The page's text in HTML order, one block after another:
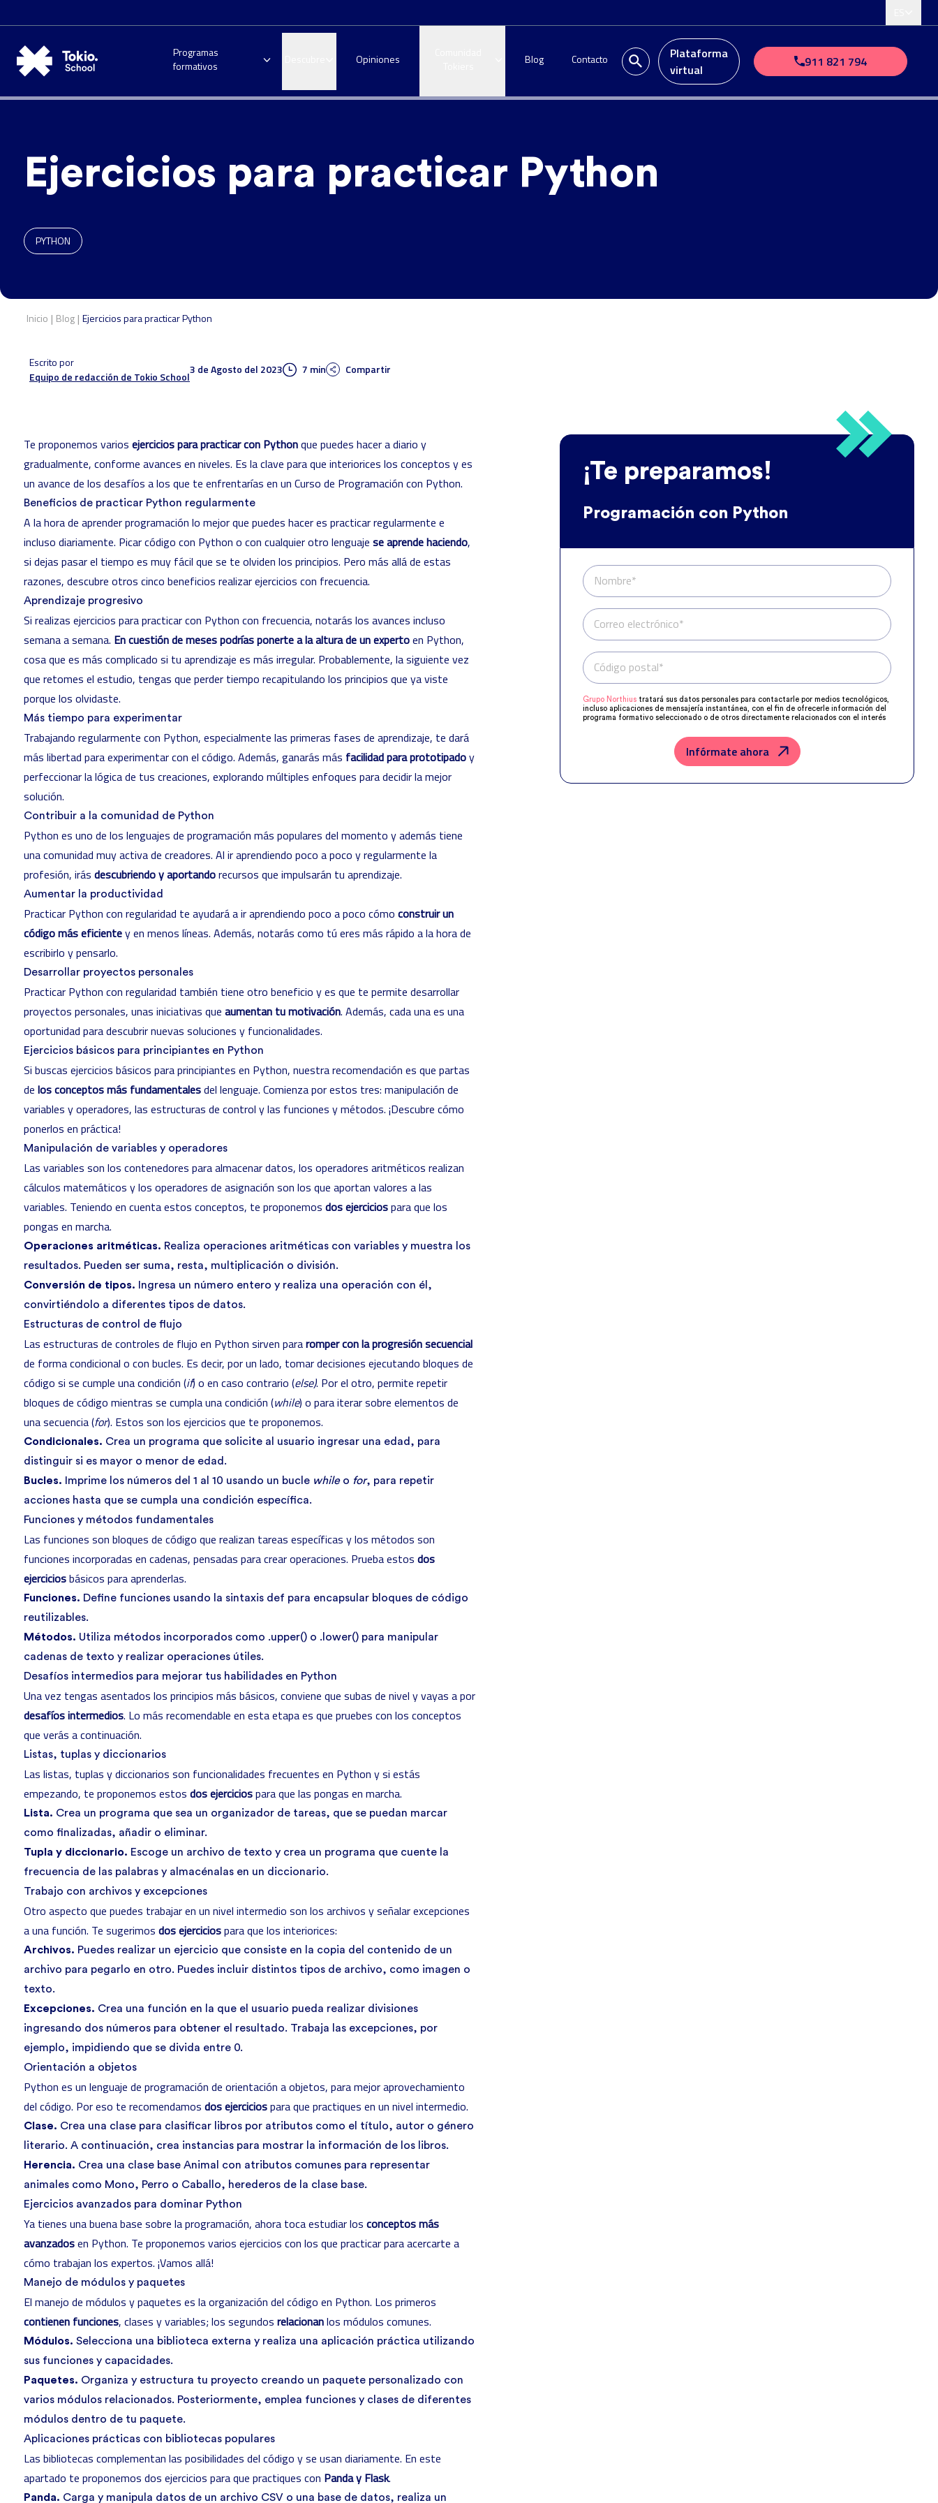
Programas
formativos
Opiniones Blog Contacto
Plataforma
virtual
911 821 794
Ejercicios para practicar Python
PYTHON
Inicio | Blog | Ejercicios para practicar Python
Escrito por
Equipo de redacción de Tokio School
3 de Agosto del 2023 7 min Compartir
Te proponemos varios ejercicios para practicar con Pythonque puedes hacer a diario y
gradualmente, conforme avances en niveles. Es la clave para que interiorices los conceptos y es
un avance de los desafíos a los que te enfrentarías en un Curso de Programación con Python.
Beneficios de practicar Python regularmente
A la hora de aprender programación lo mejor que puedes hacer es practicar regularmente e
incluso diariamente. Picar código con Python o con cualquier otro lenguaje se aprende haciendo,
si dejas pasar el tiempo es muy fácil que se te olviden los principios. Pero más allá de estas
razones, descubre otros cinco beneficios realizar ejercicios con frecuencia.
Aprendizaje progresivo
Si realizas ejercicios para practicar con Python con frecuencia, notarás los avances incluso
semana a semana. En cuestión de meses podrías ponerte a la altura de un expertoen Python,
cosa que es más complicado si tu aprendizaje es más irregular. Probablemente, la siguiente vez
que retomes el estudio, tengas que perder tiempo recapitulando los principios que ya viste
porque los olvidaste.
Más tiempo para experimentar
Trabajando regularmente con Python, especialmente las primeras fases de aprendizaje, te dará
más libertad para experimentar con el código. Además, ganarás más facilidad para prototipadoy
perfeccionar la lógica de tus creaciones, explorando múltiples enfoques para decidir la mejor
solución.
Contribuir a la comunidad de Python
Python es uno de los lenguajes de programación más populares del momento y además tiene
una comunidad muy activa de creadores. Al ir aprendiendo poco a poco y regularmente la
profesión, irás descubriendo y aportandorecursos que impulsarán tu aprendizaje.
Aumentar la productividad
Practicar Python con regularidad te ayudará a ir aprendiendo poco a poco cómo construir un
código más eficientey en menos líneas. Además, notarás como tú eres más rápido a la hora de
escribirlo y pensarlo.
Desarrollar proyectos personales
Practicar Python con regularidad también tiene otro beneficio y es que te permite desarrollar
proyectos personales, unas iniciativas que aumentan tu motivación. Además, cada una es una
oportunidad para descubrir nuevas soluciones y funcionalidades.
Ejercicios básicos para principiantes en Python
Si buscas ejercicios básicos para principiantes en Python, nuestra recomendación es que partas
de los conceptos más fundamentalesdel lenguaje. Comienza por estos tres: manipulación de
variables y operadores, las estructuras de control y las funciones y métodos. ¡Descubre cómo
ponerlos en práctica!
Manipulación de variables y operadores
Las variables son los contenedores para almacenar datos, los operadores aritméticos realizan
cálculos matemáticos y los operadores de asignación son los que aportan valores a las
variables. Teniendo en cuenta estos conceptos, te proponemos dos ejerciciospara que los
pongas en marcha.
Operaciones aritméticas. Realiza operaciones aritméticas con variables y muestra los
resultados. Pueden ser suma, resta, multiplicación o división.
Conversión de tipos. Ingresa un número entero y realiza una operación con él,
convirtiéndolo a diferentes tipos de datos.
Estructuras de control de flujo
Las estructuras de controles de flujo en Python sirven pararomper con la progresión secuencial
de forma condicional o con bucles. Es decir, por un lado, tomar decisiones ejecutando bloques de
código si se cumple una condición (if) o en caso contrario (else). Por el otro, permite repetir
bloques de código mientras se cumpla una condición (while) o para iterar sobre elementos de
una secuencia (for). Estos son los ejercicios que te proponemos.
Condicionales. Crea un programa que solicite al usuario ingresar una edad, para
distinguir si es mayor o menor de edad.
Bucles. Imprime los números del 1 al 10 usando un bucle whileo for, para repetir
acciones hasta que se cumpla una condición específica.
Funciones y métodos fundamentales
Las funciones son bloques de código que realizan tareas específicas y los métodos son
funciones incorporadas en cadenas, pensadas para crear operaciones. Prueba estos dos
ejerciciosbásicos para aprenderlas.
Funciones. Define funciones usando la sintaxis def para encapsular bloques de código
reutilizables.
Métodos. Utiliza métodos incorporados como .upper() o .lower() para manipular
cadenas de texto y realizar operaciones útiles.
Desafíos intermedios para mejorar tus habilidades en Python
Una vez tengas asentados los principios más básicos, conviene que subas de nivel y vayas a por
desafíos intermedios. Lo más recomendable en esta etapa es que pruebes con los conceptos
que verás a continuación.
Listas, tuplas y diccionarios
Las listas, tuplas y diccionarios son funcionalidades frecuentes en Python y si estás
empezando, te proponemos estos dos ejerciciospara que las pongas en marcha.
Lista. Crea un programa que sea un organizador de tareas, que se puedan marcar
como finalizadas, añadir o eliminar.
Tupla y diccionario. Escoge un archivo de texto y crea un programa que cuente la
frecuencia de las palabras y almacénalas en un diccionario.
Trabajo con archivos y excepciones
Otro aspecto que puedes trabajar en un nivel intermedio son los archivos y señalar excepciones
a una función. Te sugerimos dos ejerciciospara que los interiorices:
Archivos. Puedes realizar un ejercicio que consiste en la copia del contenido de un
archivo para pegarlo en otro. Puedes incluir distintos tipos de archivo, como imagen o
texto.
Excepciones. Crea una función en la que el usuario pueda realizar divisiones
ingresando dos números para obtener el resultado. Trabaja las excepciones, por
ejemplo, impidiendo que se divida entre 0.
Orientación a objetos
Python es un lenguaje de programación de orientación a objetos, para mejor aprovechamiento
del código. Por eso te recomendamos dos ejerciciospara que practiques en un nivel intermedio.
Clase. Crea una clase para clasificar libros por atributos como el título, autor o género
literario. A continuación, crea instancias para mostrar la información de los libros.
Herencia. Crea una clase base Animal con atributos comunes para representar
animales como Mono, Perro o Caballo, herederos de la clase base.
Ejercicios avanzados para dominar Python
Ya tienes una buena base sobre la programación, ahora toca estudiar los conceptos más
avanzadosen Python. Te proponemos varios ejercicios con los que practicar para acercarte a
cómo trabajan los expertos. ¡Vamos allá!
Manejo de módulos y paquetes
El manejo de módulos y paquetes es la organización del código en Python. Los primeros
contienen funciones, clases y variables; los segundos relacionanlos módulos comunes.
Módulos. Selecciona una biblioteca externa y realiza una aplicación práctica utilizando
sus funciones y capacidades.
Paquetes. Organiza y estructura tu proyecto creando un paquete personalizado con
varios módulos relacionados. Posteriormente, emplea funciones y clases de diferentes
módulos dentro de tu paquete.
Aplicaciones prácticas con bibliotecas populares
Las bibliotecas complementan las posibilidades del código y se usan diariamente. En este
apartado te proponemos dos ejercicios para que practiques con Panda y Flask.
Panda. Carga y manipula datos de un archivo CSV o una base de datos, realiza un
¡Te preparamos!
Programación con Python
Nombre*
Correo electrónico*
Teléfono*
Código postal*
Grupo Northius tratará sus datos personales para contactarle por medios tecnológicos,
incluso aplicaciones de mensajería instantánea, con el fin de ofrecerle información del
programa formativo seleccionado o de otros directamente relacionados con el interés
Compartiremos su solicitud con las empresas que conforman el
objeto de que estas puedan hacerle llegar la mejor oferta de productos y servicios de
acuerdo a su petición. Quedan reconocidos los derechos de acceso, rectificación,
supresión, oposición, limitación, tal y como se explica en la
Política de Privacidad
Infórmate ahora